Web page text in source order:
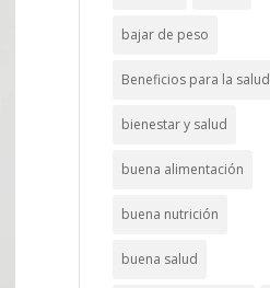
bajar de peso
Beneficios para la salud
bienestar y salud
buena alimentación
buena nutrición
buena salud